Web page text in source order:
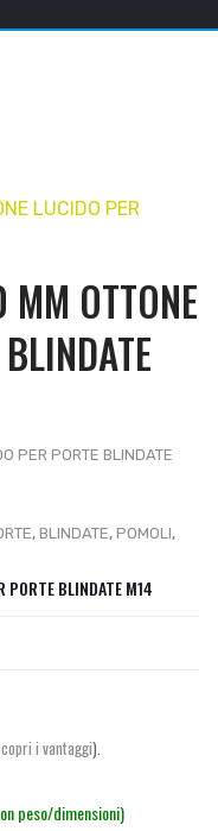
LUCIDO PER
OTTONE
, BLINDATE, POMOLI,
PORTE BLINDATE M14
i vantaggi).
peso/dimensioni)